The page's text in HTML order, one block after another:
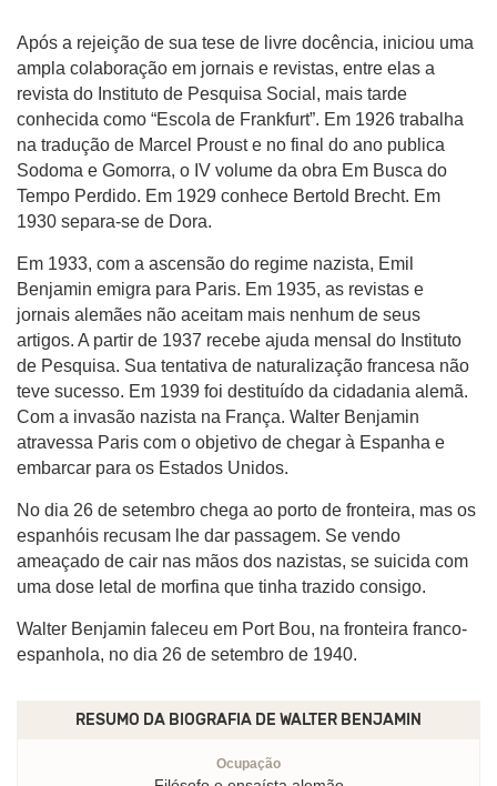
Após a rejeição de sua tese de livre docência, iniciou uma
ampla colaboração em jornais e revistas, entre elas a
revista do Instituto de Pesquisa Social, mais tarde
conhecida como “Escola de Frankfurt”. Em 1926 trabalha
na tradução de Marcel Proust e no final do ano publica
Sodoma e Gomorra, o IV volume da obra Em Busca do
Tempo Perdido. Em 1929 conhece Bertold Brecht. Em
1930 separa-se de Dora.
Em 1933, com a ascensão do regime nazista, Emil
Benjamin emigra para Paris. Em 1935, as revistas e
jornais alemães não aceitam mais nenhum de seus
artigos. A partir de 1937 recebe ajuda mensal do Instituto
de Pesquisa. Sua tentativa de naturalização francesa não
teve sucesso. Em 1939 foi destituído da cidadania alemã.
Com a invasão nazista na França. Walter Benjamin
atravessa Paris com o objetivo de chegar à Espanha e
embarcar para os Estados Unidos.
No dia 26 de setembro chega ao porto de fronteira, mas os
espanhóis recusam lhe dar passagem. Se vendo
ameaçado de cair nas mãos dos nazistas, se suicida com
uma dose letal de morfina que tinha trazido consigo.
Walter Benjamin faleceu em Port Bou, na fronteira franco-
espanhola, no dia 26 de setembro de 1940.
RESUMO DA BIOGRAFIA DE WALTER BENJAMIN
Ocupação